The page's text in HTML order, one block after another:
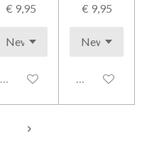
€ 9,95
Uitgeschakeld
€ 9,95